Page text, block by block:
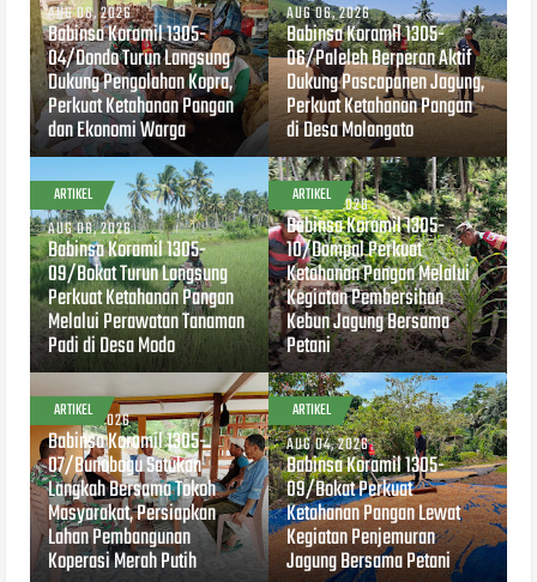
AUG 06, 2026
Babinsa Koramil 1305-
04/Dondo Turun Langsung
Dukung Pengolahan Kopra,
Perkuat Ketahanan Pangan
dan Ekonomi Warga
AUG 06, 2026
Babinsa Koramil 1305-
06/Paleleh Berperan Aktif
Dukung Pascapanen Jagung,
Perkuat Ketahanan Pangan
di Desa Molangato
ARTIKEL
AUG 06, 2026
Babinsa Koramil 1305-
09/Bokat Turun Langsung
Perkuat Ketahanan Pangan
Melalui Perawatan Tanaman
Padi di Desa Modo
ARTIKEL
AUG 04, 2026
Babinsa Koramil 1305-
10/Dampal Perkuat
Ketahanan Pangan Melalui
Kegiatan Pembersihan
Kebun Jagung Bersama
Petani
ARTIKEL
AUG 04, 2026
Babinsa Koramil 1305-
07/Bunobogu Satukan
Langkah Bersama Tokoh
Masyarakat, Persiapkan
Lahan Pembangunan
Koperasi Merah Putih
ARTIKEL
AUG 04, 2026
Babinsa Koramil 1305-
09/Bokat Perkuat
Ketahanan Pangan Lewat
Kegiatan Penjemuran
Jagung Bersama Petani